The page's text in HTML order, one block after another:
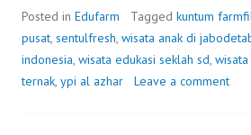
Posted in Edufarm Tagged kuntum
pusat, sentulfresh, wisata anak di
indonesia, wisata edukasi seklah sd,
ternak, ypi al azhar Leave a comment